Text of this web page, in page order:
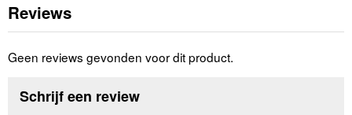
Reviews
Geen reviews gevonden voor dit product.
Schrijf een review